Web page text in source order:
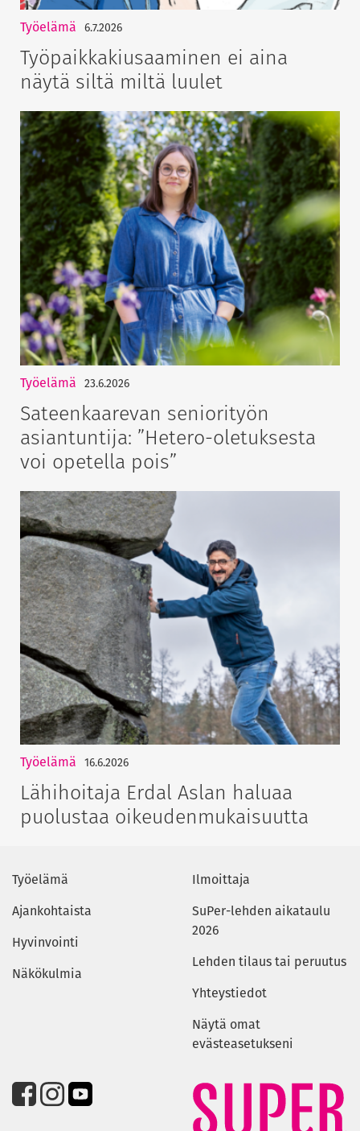
Työelämä 6.7.2026
Työpaikkakiusaaminen ei aina
näytä siltä miltä luulet
Työelämä 23.6.2026
Sateenkaarevan seniorityön
asiantuntija: ”Hetero-oletuksesta
voi opetella pois”
Työelämä 16.6.2026
Lähihoitaja Erdal Aslan haluaa
puolustaa oikeudenmukaisuutta
Työelämä
Ajankohtaista
Hyvinvointi
Näkökulmia
Ilmoittaja
SuPer-lehden aikataulu
2026
Lehden tilaus tai peruutus
Yhteystiedot
Näytä omat
evästeasetukseni